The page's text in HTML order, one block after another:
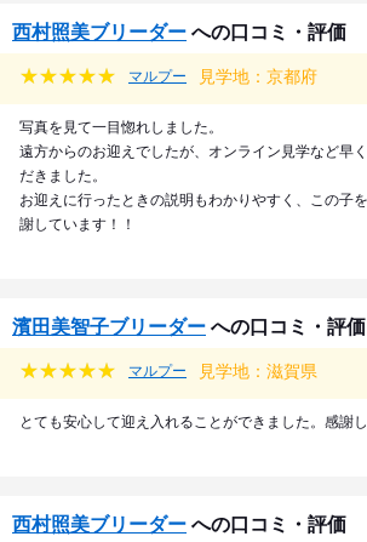
西村照美ブリーダーへの口コミ・評価
マルプー 見学地：京都府
写真を見て一目惚れしました。
遠方からのお迎えでしたが、オンライン見学など早
だきました。
お迎えに行ったときの説明もわかりやすく、この子
謝しています！！
濱田美智子ブリーダーへの口コミ・評価
マルプー 見学地：滋賀県
とても安心して迎え入れることができました。感謝し
西村照美ブリーダーへの口コミ・評価